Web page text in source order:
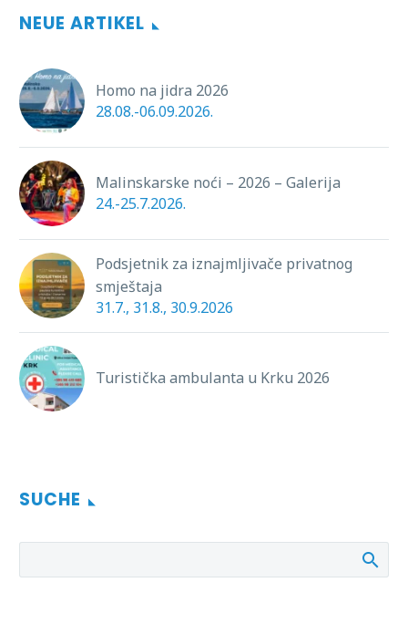
NEUE ARTIKEL
Homo na jidra 2026
28.08.-06.09.2026.
Malinskarske noći – 2026 – Galerija
24.-25.7.2026.
Podsjetnik za iznajmljivače privatnog
smještaja
31.7., 31.8., 30.9.2026
Turistička ambulanta u Krku 2026
SUCHE